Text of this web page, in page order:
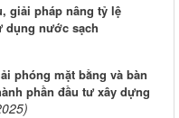
giải pháp nâng tỷ lệ
dụng nước sạch
phóng mặt bằng và bàn
phần đầu tư xây dựng